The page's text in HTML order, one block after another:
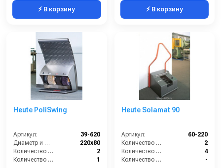
⚡ В корзину ⚡ В корзину
Heute PoliSwing
Артикул:
39-620
Диаметр и ширина щёток (мм):
220х80
Количество щёток полировки (шт):
2
Количество щёток предварительной очистки (шт):
1
Heute Solamat 90
Артикул:
60-220
Количество боковых щёток (шт):
2
Количество нижних щёточных валиков (шт):
4
Количество щёток чистки верха обуви (шт):
-